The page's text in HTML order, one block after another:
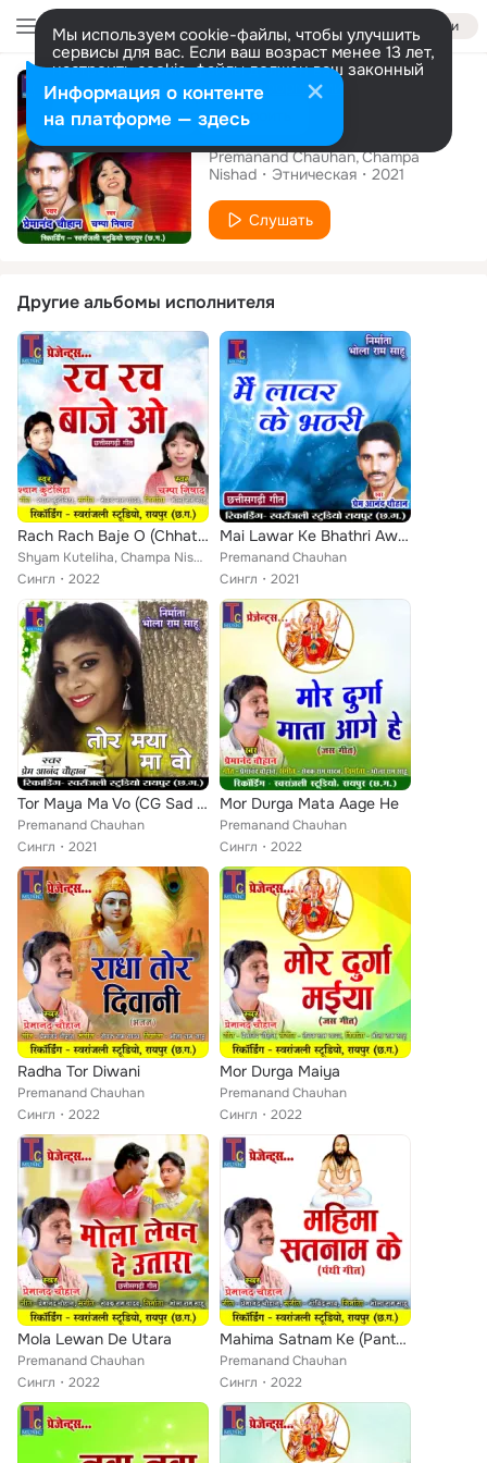
Войти
Мы используем cookie-файлы, чтобы улучшить
сервисы для вас. Если ваш возраст менее 13 лет,
настроить cookie-файлы должен ваш законный
представитель. Больше информации
Разрешить все Настроить
Сингл
Turi Lal Sadi Ma
Premanand Chauhan Champa
Nishad
Этническая 2021
Слушать
Другие альбомы исполнителя
Rach Rach Baje O (Chhattisgarhi Geet)
Shyam Kuteliha, Champa Nishad
Сингл
2022
Mai Lawar Ke Bhathri Aw (CG Song)
Premanand Chauhan
Сингл
2021
Tor Maya Ma Vo (CG Sad Song)
Premanand Chauhan
Сингл
2021
Mor Durga Mata Aage He
Premanand Chauhan
Сингл
2022
Radha Tor Diwani
Premanand Chauhan
Сингл
2022
Mor Durga Maiya
Premanand Chauhan
Сингл
2022
Mola Lewan De Utara
Premanand Chauhan
Сингл
2022
Mahima Satnam Ke (Panthi Geet)
Premanand Chauhan
Сингл
2022
Информация о контенте
на платформе — здесь